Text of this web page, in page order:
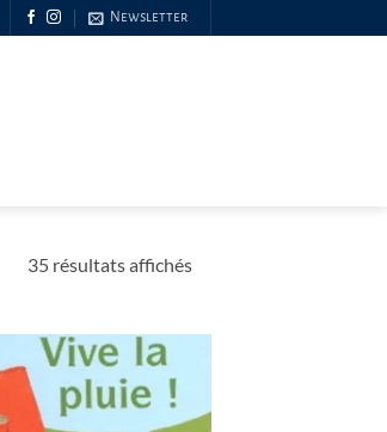
Newsletter
35 résultats affichésTrié
plus